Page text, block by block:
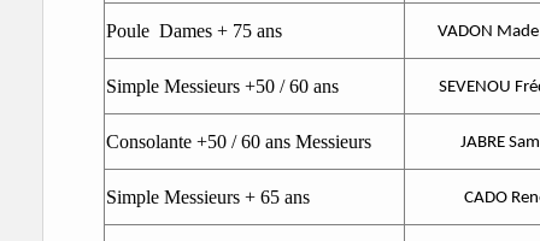
Poule Dames + 75 ans VADON
Simple Messieurs +50 / 60 ans SEVENOU
Consolante +50 / 60 ans Messieurs JABRE
Simple Messieurs + 65 ans CADO